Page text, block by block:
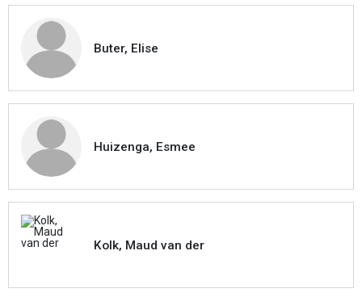
Buter, Elise
Huizenga, Esmee
Kolk, Maud van der